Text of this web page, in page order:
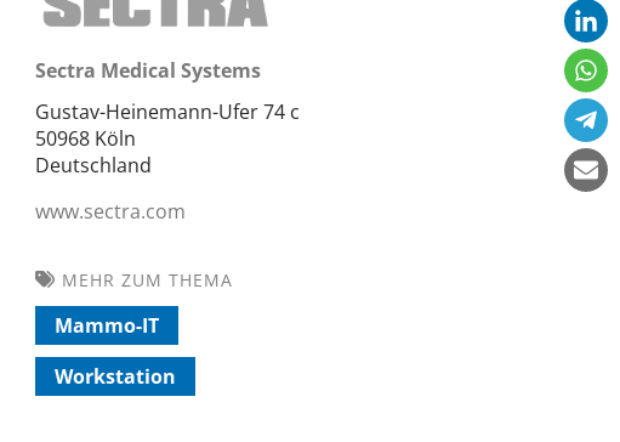
Sectra Medical Systems
Gustav-Heinemann-Ufer 74 c
50968 Köln
Deutschland
www.sectra.com
MEHR ZUM THEMA
Mammo-IT
Workstation